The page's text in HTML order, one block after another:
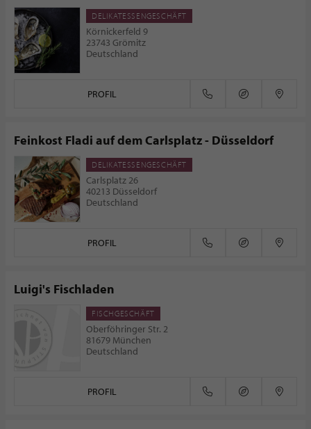
DELIKATESSENGESCHÄFT
Körnickerfeld 9
23743 Grömitz
Deutschland
PROFIL
Feinkost Fladi auf dem Carlsplatz - Düsseldorf
DELIKATESSENGESCHÄFT
Carlsplatz 26
40213 Düsseldorf
Deutschland
PROFIL
Luigi's Fischladen
FISCHGESCHÄFT
Oberföhringer Str. 2
81679 München
Deutschland
PROFIL